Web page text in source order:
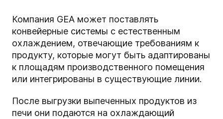
Компания GEA может поставлять
конвейерные системы с естественным
охлаждением, отвечающие требованиям к
продукту, которые могут быть адаптированы
к площадям производственного помещения
или интегрированы в существующие линии.
После выгрузки выпеченных продуктов из
печи они подаются на охлаждающий